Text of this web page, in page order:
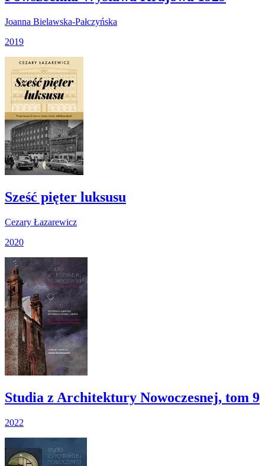
Joanna Bielawska-Pałczyńska
2019
Sześć pięter luksusu
Cezary Łazarewicz
2020
Studia z Architektury Nowoczesnej, tom 9
2022